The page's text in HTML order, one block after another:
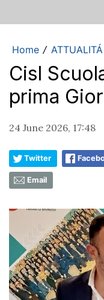
Home / ATTUALITÁ
Cisl
prima
24 June 2026, 17:48
Twitter
Email